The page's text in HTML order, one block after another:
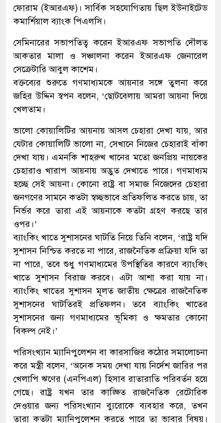
ফোরাম (ইআরএফ)। সার্বিক সহযোগিতায় ছিল ইউনাইটেড
কমার্শিয়াল ব্যাংক পিএলসি।
সেমিনারের সভাপতিত্ব করেন ইআরএফ সভাপতি দৌলত
আকতার মালা ও সঞ্চালনা করেন ইআরএফ জেনারেল
সেক্রেটারি আবুল কাশেম।
বক্তব্যের শুরুতে গণমাধ্যমকে আয়নার সঙ্গে তুলনা করে
জহির উদ্দিন স্বপন বলেন, ‘ছোটবেলায় আমরা আয়না দিয়ে
খেলতাম।
ভালো কোয়ালিটির আয়নায় আসল চেহারা দেখা যায়, আর
যেটার কোয়ালিটি ভালো না, সেখানে নিজের চেহারাই বাঁকা
দেখা যায়। এমনকি শাহরুখ খানের মতো জনপ্রিয় নায়কের
চেহারাও খারাপ আয়নায় অদ্ভুত দেখাতে পারে। গণমাধ্যম
হচ্ছে সেই আয়না। কোনো রাষ্ট্র বা সমাজ নিজেদের চেহারা
জনগণের সামনে কতটা স্বচ্ছভাবে প্রতিফলিত করতে চায়, তা
নির্ভর করে তারা এই আয়নাকে কতটা গ্রহণ করছে তার
ওপর।’
ব্যাংকিং খাতে সুশাসনের ঘাটতি নিয়ে তিনি বলেন, ‘রাষ্ট্র যদি
সুশাসন নিশ্চিত করতে না পারে, রাজনৈতিক প্রক্রিয়া যদি তা
না পারে, তবে শুধু গণমাধ্যমের উপস্থিতির কারণে ব্যাংকিং
খাতে সুশাসন বিরাজ করবে। এটা আশা করা যায় না।
ব্যাংকিং খাতের সুশাসন মূলত জাতীয় ক্ষেত্রের রাজনৈতিক
সুশাসনের ঘাটতিরই প্রতিফলন। তবে ব্যাংকিং খাতের
সুশাসনের জন্য গণমাধ্যমের ভূমিকা ও ক্ষমতার কোনো
বিকল্প নেই।’
পরিসংখ্যান ম্যানিপুলেশন বা কারসাজির কঠোর সমালোচনা
করে মন্ত্রী বলেন, ‘অনেক সময় দেখা যায় নির্দেশ জারির পর
খেলাপি ঋণের (এনপিএল) হিসাব রাতারাতি পরিবর্তন হয়ে
গেছে। রাষ্ট্র যখন তার কাঙ্ক্ষিত রাজনৈতিক রেটোরিক
দেওয়ার জন্য পরিসংখ্যান ব্যুরোকে ব্যবহার করে, তখন
তারা কতটা ম্যানিপুলেশন করতে পারে তা ভাবার বিষয়।